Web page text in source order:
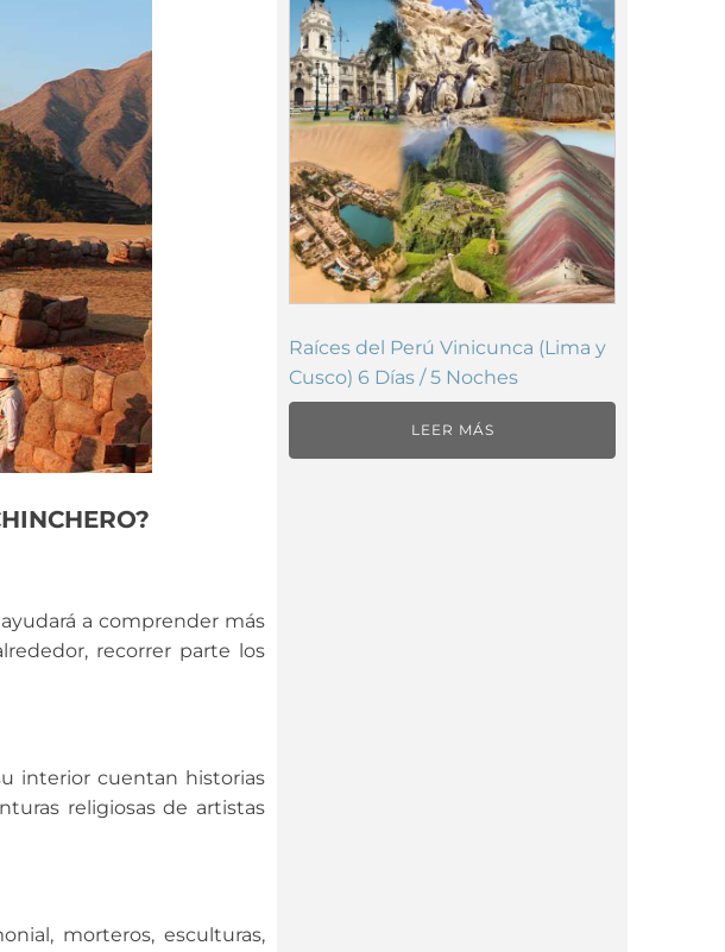
a comprender más
recorrer parte los
interior cuentan historias
religiosas de artistas
morteros, esculturas,
Raíces del Perú Vinicunca (Lima y
Cusco) 6 Días / 5 Noches
LEER MÁS